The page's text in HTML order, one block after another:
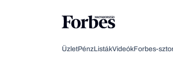
ÜzletPénzListákVideókForbes-